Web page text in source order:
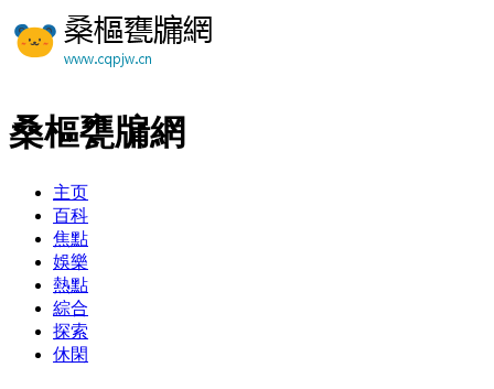
桑樞甕牖網
主页
百科
焦點
娛樂
熱點
綜合
探索
休閑